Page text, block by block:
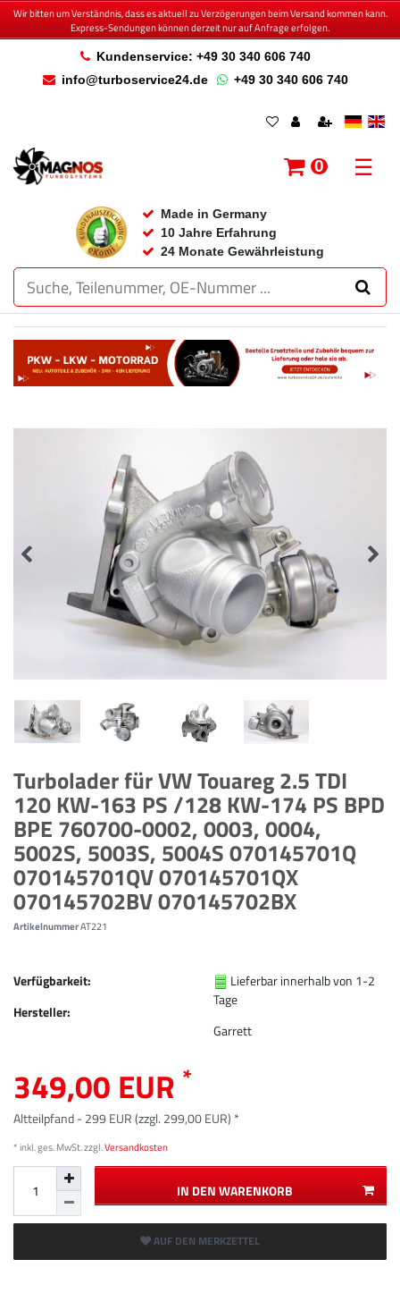
Wir bitten um Verständnis, dass es aktuell zu Verzögerungen beim Versand kommen kann.
Express-Sendungen können derzeit nur auf Anfrage erfolgen.
Kundenservice: +49 30 340 606 740
info@turboservice24.de
+49 30 340 606 740
Made in Germany
10 Jahre Erfahrung
24 Monate Gewährleistung
0 ☰
Turbolader für VW Touareg 2.5 TDI
120 KW-163 PS /128 KW-174 PS BPD
BPE 760700-0002, 0003, 0004,
5002S, 5003S, 5004S 070145701Q
070145701QV 070145701QX
070145702BV 070145702BX
ArtikelnummerAT221
Verfügbarkeit:
Hersteller:
Lieferbar innerhalb von 1-2
Tage
Garrett
349,00 EUR *
Altteilpfand - 299 EUR (zzgl. 299,00 EUR) *
* inkl. ges. MwSt. zzgl.Versandkosten
IN DEN WARENKORB
AUF DEN MERKZETTEL